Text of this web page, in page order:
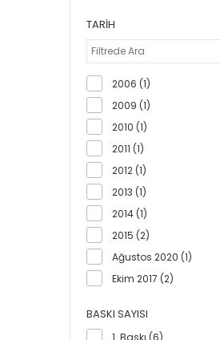
Jeremy Stangroom (1)
K. Özlem Alp (1)
Kadir Canatan (1)
Korhan Kaya (1)
M. Hayri Kırbaşoğlu (1)
Mahmut Çetin (1)
Matt Goldish (1)
Sigmund Freud (1)
Tuncay Birinci & Birkan
Dündar (1)
TARIH
2006 (1)
2009 (1)
2010 (1)
2011 (1)
2012 (1)
2013 (1)
2014 (1)
2015 (2)
Ağustos 2020 (1)
Ekim 2017 (2)
Eylül 2020 (1)
BASKI SAYISI